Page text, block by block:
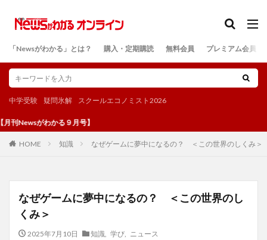
「Newsがわかる」とは？ 購入・定期購読 無料会員 プレミアム会員
中学受験 疑問氷解 スクールエコノミスト2026
わかる９月号】
HOME 知識 なぜゲームに夢中になるの？ ＜この世界のしくみ＞
なぜゲームに夢中になるの？ ＜この世界のし
くみ＞
2025年7月10日 知識 学び
ニュース
検索